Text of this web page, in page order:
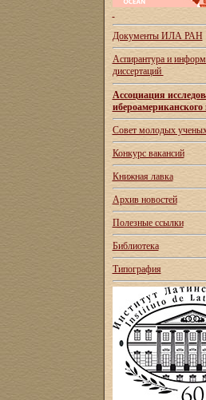
Документы ИЛА РАН
Аспирантура и
диссертаций
Ассоциация
Совет молодых
Конкурс вакансий
Книжная лавка
Архив новостей
Полезные ссылки
Библиотека
Типография